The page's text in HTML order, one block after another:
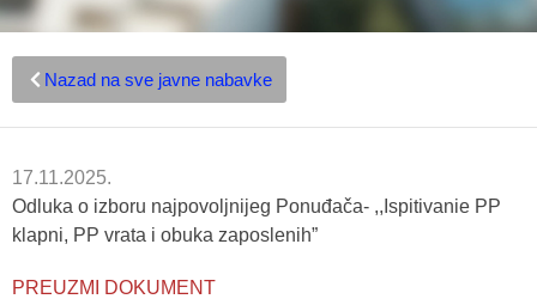
Nazad na sve javne nabavke
17.11.2025.
Odluka o izboru najpovoljnijeg Ponuđača- ,,Ispitivanie PP
klapni, PP vrata i obuka zaposlenih”
PREUZMI DOKUMENT